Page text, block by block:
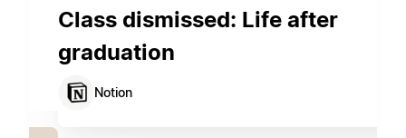
Class dismissed: Life after
graduation
Notion